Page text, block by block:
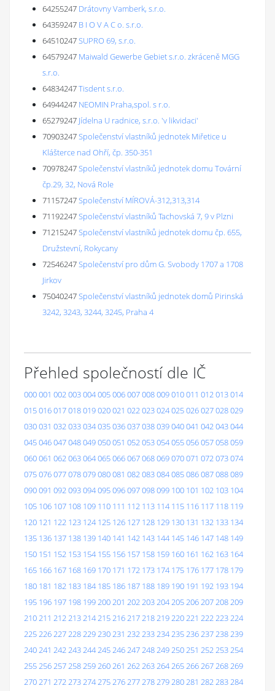
64255247 Drátovny Vamberk, s.r.o.
64359247 B I O V A C o. s.r.o.
64510247SUPRO 69, s.r.o.
64579247 Maiwald Gewerbe Gebiet s.r.o. zkráceně MGG
s.r.o.
64834247Tisdent s.r.o.
64944247 NEOMIN Praha,spol. s r.o.
65279247 Jídelna U radnice, s.r.o. 'v likvidaci'
70903247Společenství vlastníků jednotek Miřetice u
Klášterce nad Ohří, čp. 350-351
70978247Společenství vlastníků jednotek domu Tovární
čp.29, 32, Nová Role
71157247Společenství MÍROVÁ-312,313,314
71192247Společenství vlastníků Tachovská 7, 9 v Plzni
71215247Společenství vlastníků jednotek domu čp. 655,
Družstevní, Rokycany
72546247Společenství pro dům G. Svobody 1707 a 1708
Jirkov
75040247Společenství vlastníků jednotek domů Pirinská
3242, 3243, 3244, 3245, Praha 4
Přehled společností dle IČ
000001 002003004005006007008009010011 012013014
015016017018019020021 022023024025026027028029
030031 032033034035036037038039040041 042043044
045046047048049050051 052053054055056057058059
060061 062063064065066067068069070071 072073074
075076077078079080081 082083084085086087088089
090091 092093094095096097098099 100 101 102 103 104
105 106 107 108 109 110 111 112 113 114 115 116 117 118 119
120 121 122 123 124 125 126 127 128 129 130 131 132 133 134
135 136 137 138 139 140 141 142 143 144 145 146 147 148 149
150 151 152 153 154 155 156 157 158 159 160 161 162 163 164
165 166 167 168 169 170 171 172 173 174 175 176 177 178 179
180 181 182 183 184 185 186 187 188 189 190 191 192 193 194
195 196 197 198 199200201 202203204205206207208209
210211 212213214215216217218219220221 222223224
225226227228229230231 232233234235236237238239
240241 242243244245246247248249250251 252253254
255256257258259260261 262263264265266267268269
270271 272273274275276277278279280281 282283284